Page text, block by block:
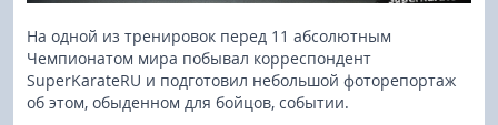
На одной из тренировок перед 11 абсолютным
Чемпионатом мира побывал корреспондент
SuperKarateRU и подготовил небольшой фоторепортаж
об этом, обыденном для бойцов, событии.